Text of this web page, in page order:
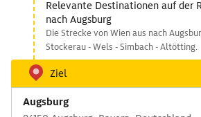
Relevante Destinationen auf der
nach Augsburg
Die Strecke von Wien aus nach
Stockerau - Wels - Simbach - Altötting.
Ziel
Augsburg